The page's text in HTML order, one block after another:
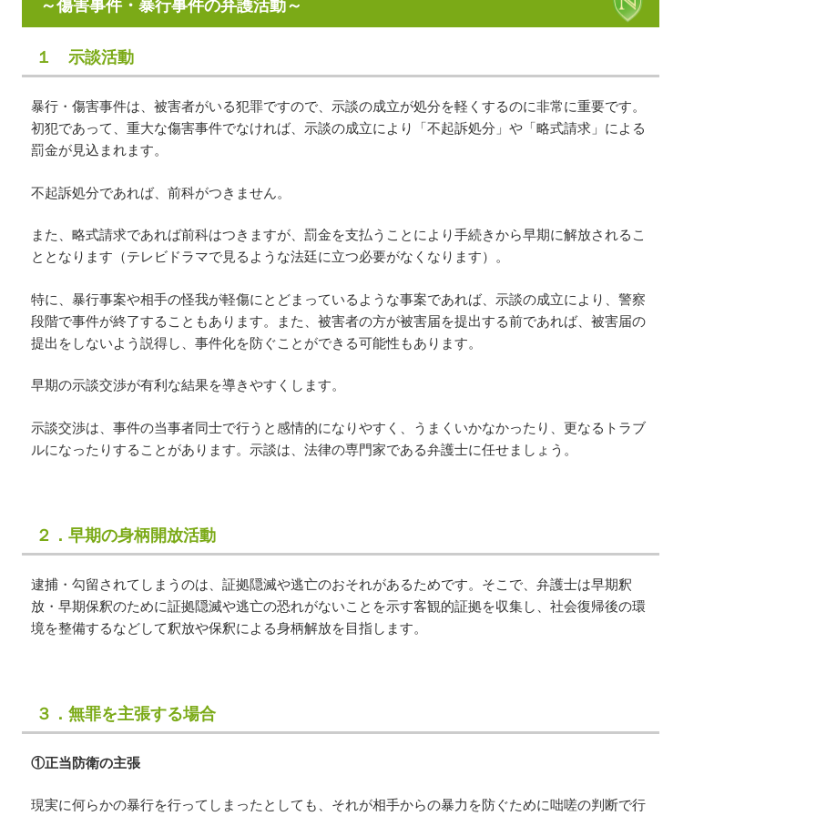
～傷害事件・暴行事件の弁護活動～
１ 示談活動
暴行・傷害事件は、被害者がいる犯罪ですので、示談の成立が処分を軽くするのに非常に重要です。
初犯であって、重大な傷害事件でなければ、示談の成立により「不起訴処分」や「略式請求」による
罰金が見込まれます。
不起訴処分であれば、前科がつきません。
また、略式請求であれば前科はつきますが、罰金を支払うことにより手続きから早期に解放されるこ
ととなります（テレビドラマで見るような法廷に立つ必要がなくなります）。
特に、暴行事案や相手の怪我が軽傷にとどまっているような事案であれば、示談の成立により、警察
段階で事件が終了することもあります。また、被害者の方が被害届を提出する前であれば、被害届の
提出をしないよう説得し、事件化を防ぐことができる可能性もあります。
早期の示談交渉が有利な結果を導きやすくします。
示談交渉は、事件の当事者同士で行うと感情的になりやすく、うまくいかなかったり、更なるトラブ
ルになったりすることがあります。示談は、法律の専門家である弁護士に任せましょう。
２．早期の身柄開放活動
逮捕・勾留されてしまうのは、証拠隠滅や逃亡のおそれがあるためです。そこで、弁護士は早期釈
放・早期保釈のために証拠隠滅や逃亡の恐れがないことを示す客観的証拠を収集し、社会復帰後の環
境を整備するなどして釈放や保釈による身柄解放を目指します。
３．無罪を主張する場合
①正当防衛の主張
現実に何らかの暴行を行ってしまったとしても、それが相手からの暴力を防ぐために咄嗟の判断で行